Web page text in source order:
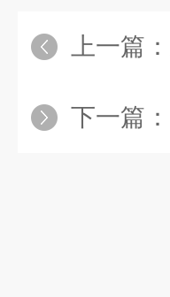
上一篇：
下一篇：